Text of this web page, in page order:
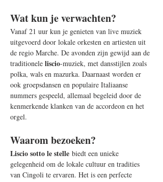
Wat kun je verwachten?
Vanaf 21 uur kun je genieten van live muziek
uitgevoerd door lokale orkesten en artiesten uit
de regio Marche. De avonden zijn gewijd aan de
traditionele liscio-muziek, met dansstijlen zoals
polka, wals en mazurka. Daarnaast worden er
ook groepsdansen en populaire Italiaanse
nummers gespeeld, allemaal begeleid door de
kenmerkende klanken van de accordeon en het
orgel.
Waarom bezoeken?
Liscio sotto le stelle biedt een unieke
gelegenheid om de lokale cultuur en tradities
van Cingoli te ervaren. Het is een perfecte